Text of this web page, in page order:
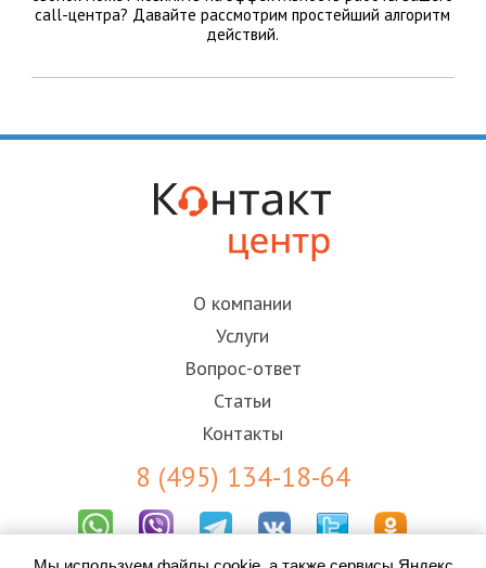
call-центра? Давайте рассмотрим простейший алгоритм
действий.
О компании
Услуги
Вопрос-ответ
Статьи
Контакты
8 (495) 134-18-64